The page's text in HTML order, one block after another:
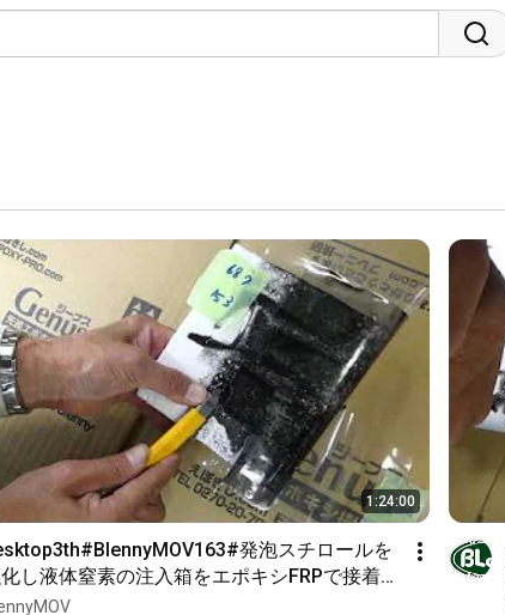
1:24:00
発泡スチロールを
し液体窒素の注入箱をエポキシFRPで接着固
護GM6815かハイブリッド70部GM6800と